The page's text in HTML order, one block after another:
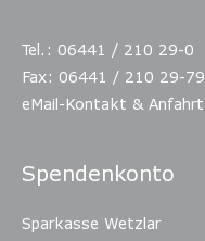
Tel.: 06441 / 210 29-0
Fax: 06441 / 210 29-79
eMail-Kontakt & Anfahrt
Spendenkonto
Sparkasse Wetzlar